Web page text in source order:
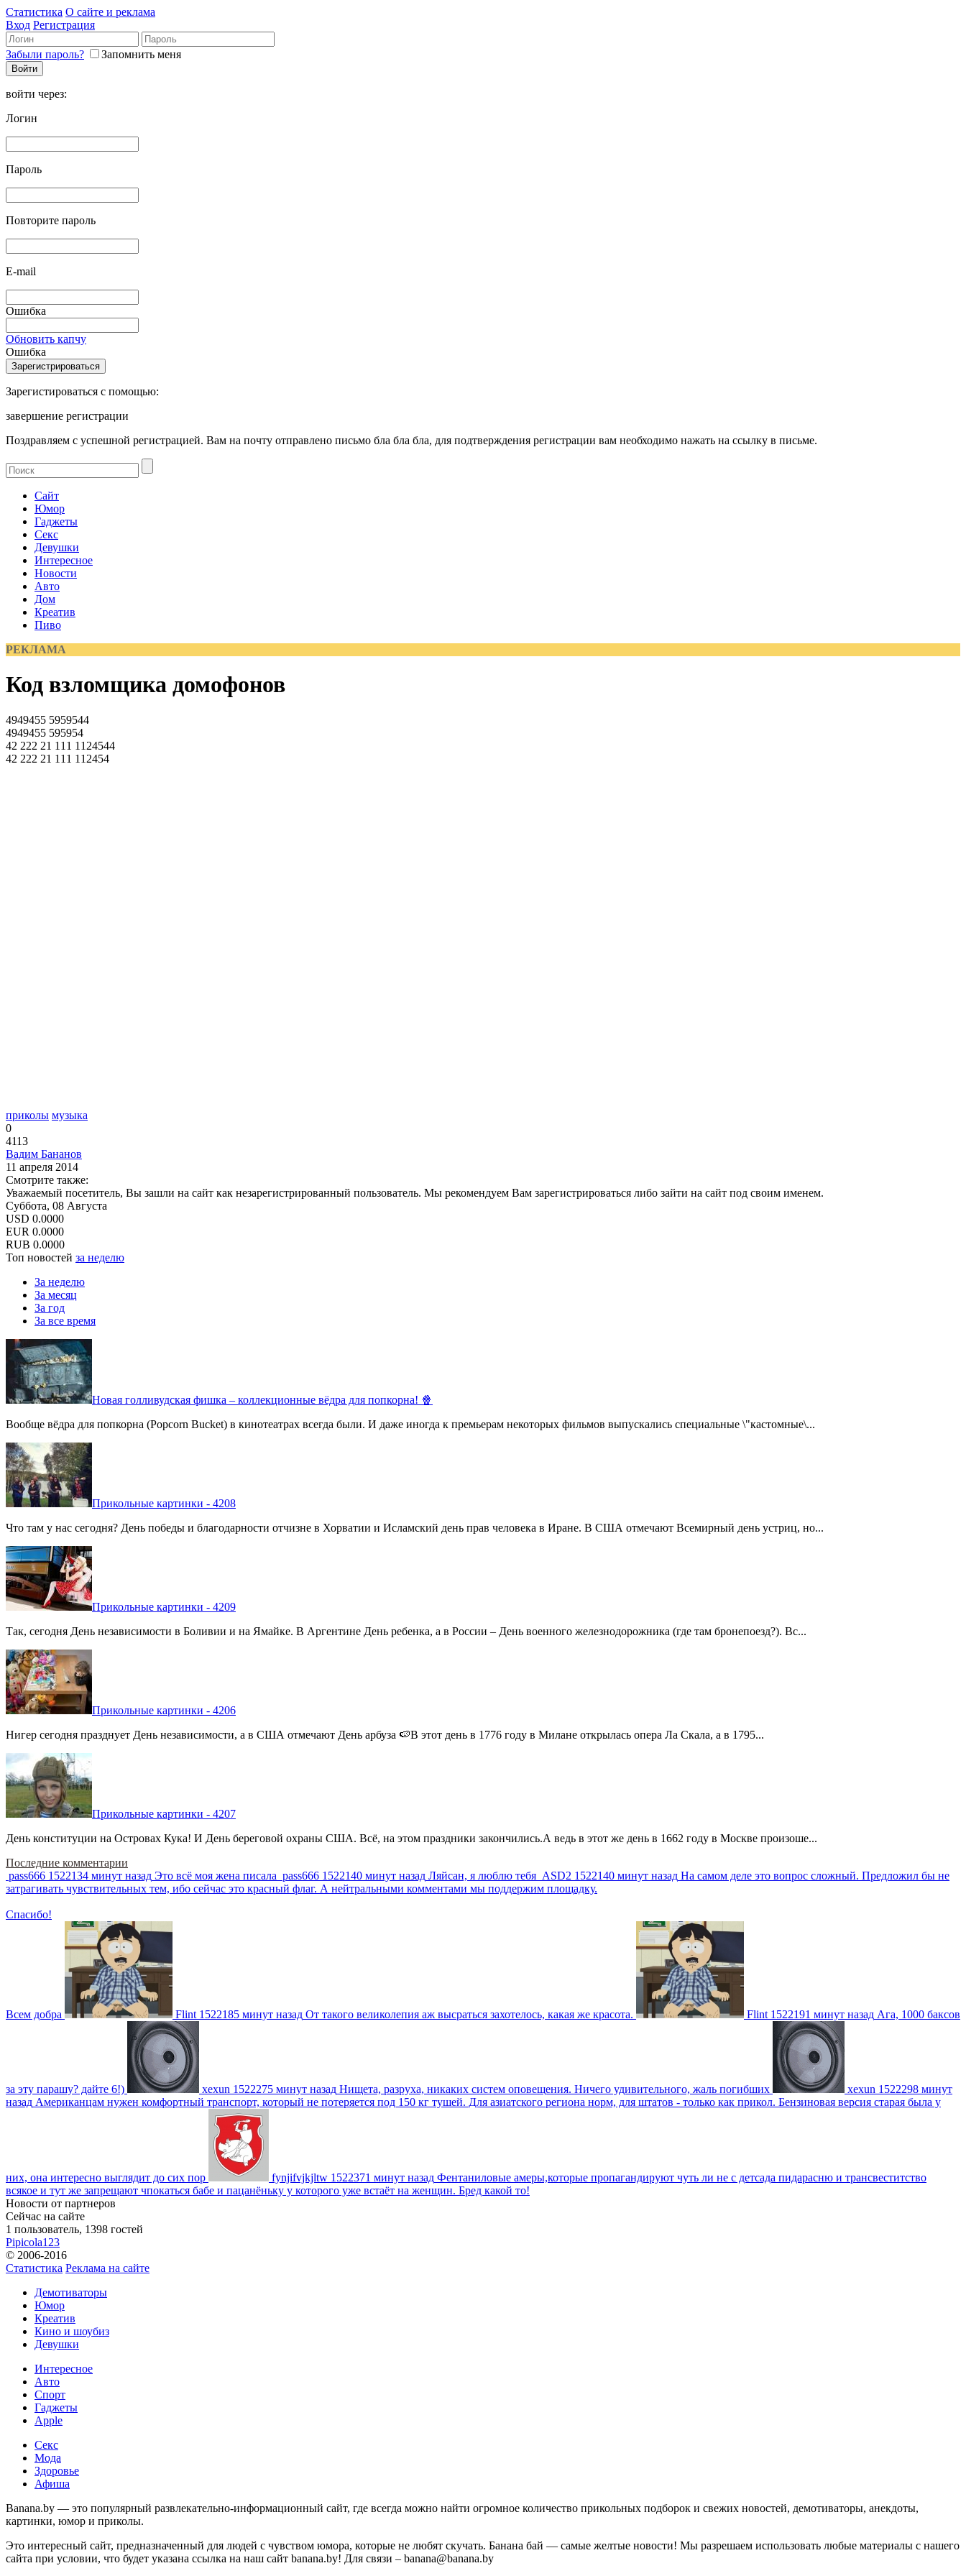
Статистика О сайте и реклама
Вход Регистрация
Забыли пароль? Запомнить меня
войти через:
Логин
Пароль
Повторите пароль
E-mail
Ошибка
Обновить капчу
Ошибка
Зарегистироваться с помощью:
завершение регистрации
Поздравляем с успешной регистрацией. Вам на почту отправлено письмо бла бла бла, для подтверждения регистрации вам необходимо нажать на ссылку в письме.
Сайт
Юмор
Гаджеты
Секс
Девушки
Интересное
Новости
Авто
Дом
Креатив
Пиво
РЕКЛАМА
Код взломщика домофонов
4949455 5959544
4949455 595954
42 222 21 111 1124544
42 222 21 111 112454
приколы музыка
0
4113
Вадим Бананов
11 апреля 2014
Смотрите также:
Уважаемый посетитель, Вы зашли на сайт как незарегистрированный пользователь. Мы рекомендуем Вам зарегистрироваться либо зайти на сайт под своим именем.
Суббота, 08 Августа
USD 0.0000
EUR 0.0000
RUB 0.0000
Топ новостей за неделю
За неделю
За месяц
За год
За все время
Новая голливудская фишка – коллекционные вёдра для попкорна! 🍿
Вообще вёдра для попкорна (Popcorn Bucket) в кинотеатрах всегда были. И даже иногда к премьерам некоторых фильмов выпускались специальные \"кастомные\...
Прикольные картинки - 4208
Что там у нас сегодня? День победы и благодарности отчизне в Хорватии и Исламский день прав человека в Иране. В США отмечают Всемирный день устриц, но...
Прикольные картинки - 4209
Так, сегодня День независимости в Боливии и на Ямайке. В Аргентине День ребенка, а в России – День военного железнодорожника (где там бронепоезд?). Вс...
Прикольные картинки - 4206
Нигер сегодня празднует День независимости, а в США отмечают День арбуза 🍉В этот день в 1776 году в Милане открылась опера Ла Скала, а в 1795...
Прикольные картинки - 4207
День конституции на Островах Кука! И День береговой охраны США. Всё, на этом праздники закончились.А ведь в этот же день в 1662 году в Москве произоше...
Последние комментарии
pass666 1522134 минут назад Это всё моя жена писала pass666 1522140 минут назад Ляйсан, я люблю тебя ASD2 1522140 минут назад На самом деле это вопрос сложный. Предложил бы не
затрагивать чувствительных тем, ибо сейчас это красный флаг. А нейтральными комментами мы поддержим площадку.
Спасибо!
Всем добра Flint 1522185 минут назад От такого великолепия аж высраться захотелось, какая же красота. Flint 1522191 минут назад Ага, 1000 баксов
за эту парашу? дайте 6!) xexun 1522275 минут назад Нищета, разруха, никаких систем оповещения. Ничего удивительного, жаль погибших xexun 1522298 минут
назад Американцам нужен комфортный транспорт, который не потеряется под 150 кг тушей. Для азиатского региона норм, для штатов - только как прикол. Бензиновая версия старая была у
них, она интересно выглядит до сих пор fynjifvjkjltw 1522371 минут назад Фентаниловые амеры,которые пропагандируют чуть ли не с детсада пидарасню и трансвеститство
всякое и тут же запрещают чпокаться бабе и пацанёньку у которого уже встаёт на женщин. Бред какой то!
Новости от партнеров
Сейчас на сайте
1 пользователь, 1398 гостей
Pipicola123
© 2006-2016
Статистика Реклама на сайте
Демотиваторы
Юмор
Креатив
Кино и шоубиз
Девушки
Интересное
Авто
Спорт
Гаджеты
Apple
Секс
Мода
Здоровье
Афиша
Banana.by — это популярный развлекательно-информационный сайт, где всегда можно найти огромное количество прикольных подборок и свежих новостей, демотиваторы, анекдоты,
картинки, юмор и приколы.
Это интересный сайт, предназначенный для людей с чувством юмора, которые не любят скучать. Банана бай — самые желтые новости! Мы разрешаем использовать любые материалы с нашего
сайта при условии, что будет указана ссылка на наш сайт banana.by! Для связи – banana@banana.by